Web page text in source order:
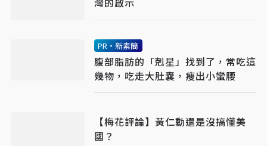
PR・新素簡
腹部脂肪的「剋星」找到了，常吃這
幾物，吃走大肚囊，瘦出小蠻腰
【梅花評論】黃仁勳還是沒搞懂美
國？